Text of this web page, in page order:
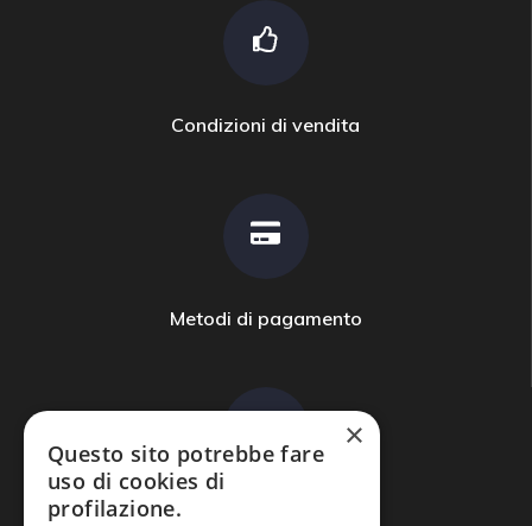
Condizioni di vendita
Metodi di pagamento
Domande frequenti
×
Questo sito potrebbe fare
uso di cookies di
profilazione.